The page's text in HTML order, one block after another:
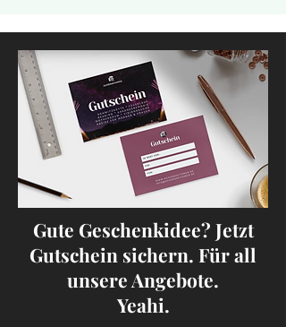
Gute Geschenkidee? Jetzt
Gutschein sichern. Für all
unsere Angebote.
Yeahi.